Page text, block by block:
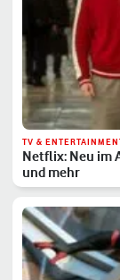
TV &
Netflix: Neu im
und mehr